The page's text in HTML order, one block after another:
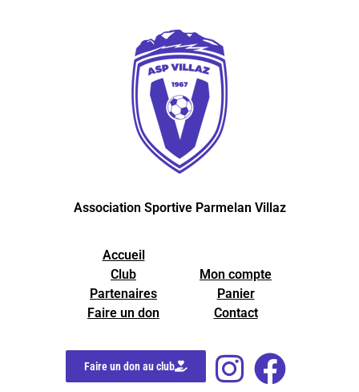
Association Sportive Parmelan Villaz
Accueil
Club
Partenaires
Faire un don
Mon compte
Panier
Contact
Faire un don au club